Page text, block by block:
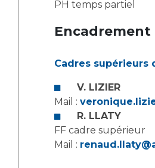
Maladies rares
Maternité Hôpital
Plateforme d'Expertise
Communiqués de presse
Dossiers de presse
Médiathèque
PH temps partiel
Encadrement
Cadres supérieurs
V. LIZIER
Mail :
R. LLATY
FF cadre supérieur
Mail :